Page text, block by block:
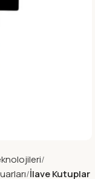
İlave Kutuplar